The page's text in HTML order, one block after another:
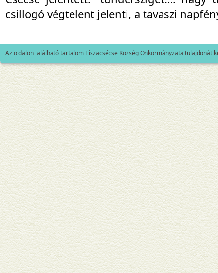
csillogó végtelent jelenti, a tavaszi
Az oldalon található tartalom Tiszacsécse Község Önkormányzata tulajdonát